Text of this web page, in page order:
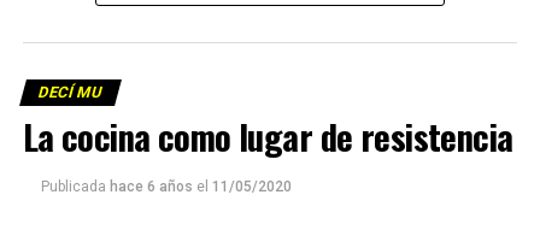
Descargar el programa
La reproducción de este programa es libre. Sólo tenés
que mandar un mail a
emitir todos los programas de Decí MU
DECÍ MU
La cocina como lugar de resistencia
Publicada hace 6 años el 11/05/2020